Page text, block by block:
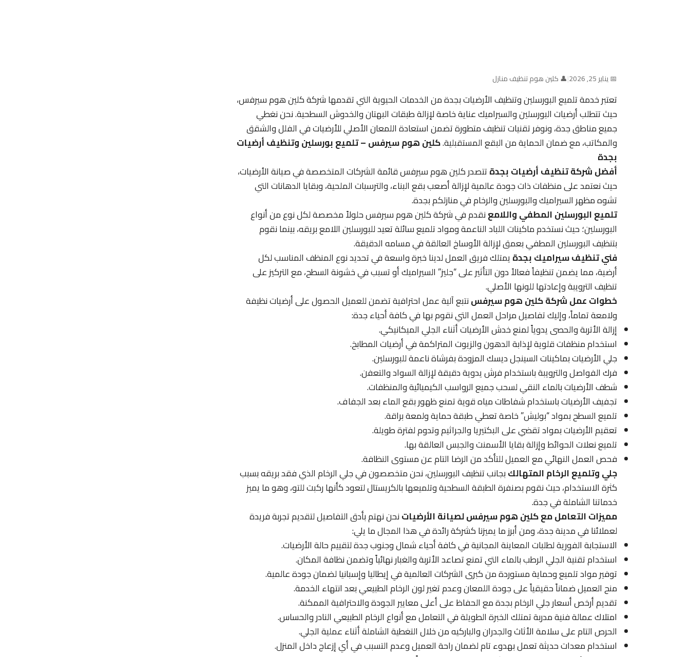
📅 يناير 25, 2026 |👤 كلين هوم تنظيف منازل
تعتبر خدمة تلميع البورسلين وتنظيف الأرضيات بجدة من الخدمات الحيوية التي تقدمها شركة كلين هوم سيرفس،
حيث تتطلب أرضيات البورسلين والسيراميك عناية خاصة لإزالة طبقات البهتان والخدوش السطحية. نحن نغطي
جميع مناطق جدة، ونوفر تقنيات تنظيف متطورة تضمن استعادة اللمعان الأصلي للأرضيات في الفلل والشقق
والمكاتب، مع ضمان الحماية من البقع المستقبلية.كلين هوم سيرفس – تلميع بورسلين وتنظيف أرضيات
بجدة
أفضل شركة تنظيف أرضيات بجدةتتصدر كلين هوم سيرفس قائمة الشركات المتخصصة في صيانة الأرضيات،
حيث نعتمد على منظفات ذات جودة عالمية لإزالة أصعب بقع البناء، والترسبات الملحية، وبقايا الدهانات التي
تشوه مظهر السيراميك والبورسلين والرخام في منازلكم بجدة.
تلميع البورسلين المطفي واللامعنقدم في شركة كلين هوم سيرفس حلولاً مخصصة لكل نوع من أنواع
البورسلين؛ حيث نستخدم ماكينات اللباد الناعمة ومواد تلميع سائلة تعيد للبورسلين اللامع بريقه، بينما نقوم
بتنظيف البورسلين المطفي بعمق لإزالة الأوساخ العالقة في مسامه الدقيقة.
فني تنظيف سيراميك بجدةيمتلك فريق العمل لدينا خبرة واسعة في تحديد نوع المنظف المناسب لكل
أرضية، مما يضمن تنظيفاً فعالاً دون التأثير على “جليز” السيراميك أو تسبب في خشونة السطح، مع التركيز على
تنظيف الترويبة وإعادتها للونها الأصلي.
خطوات عمل شركة كلين هوم سيرفسنتبع آلية عمل احترافية تضمن للعميل الحصول على أرضيات نظيفة
ولامعة تماماً، وإليك تفاصيل مراحل العمل التي نقوم بها في كافة أحياء جدة:
إزالة الأتربة والحصى يدوياً لمنع خدش الأرضيات أثناء الجلي الميكانيكي.
استخدام منظفات قلوية لإذابة الدهون والزيوت المتراكمة في أرضيات المطابخ.
جلي الأرضيات بماكينات السينجل ديسك المزودة بفرشاة ناعمة للبورسلين.
فرك الفواصل والترويبة باستخدام فرش يدوية دقيقة لإزالة السواد والتعفن.
شطف الأرضيات بالماء النقي لسحب جميع الرواسب الكيميائية والمنظفات.
تجفيف الأرضيات باستخدام شفاطات مياه قوية تمنع ظهور بقع الماء بعد الجفاف.
تلميع السطح بمواد “بوليش” خاصة تعطي طبقة حماية ولمعة براقة.
تعقيم الأرضيات بمواد تقضي على البكتيريا والجراثيم وتدوم لفترة طويلة.
تلميع نعلات الحوائط وإزالة بقايا الأسمنت والجبس العالقة بها.
فحص العمل النهائي مع العميل للتأكد من الرضا التام عن مستوى النظافة.
جلي وتلميع الرخام المتهالكبجانب تنظيف البورسلين، نحن متخصصون في جلي الرخام الذي فقد بريقه بسبب
كثرة الاستخدام، حيث نقوم بصنفرة الطبقة السطحية وتلميعها بالكريستال لتعود كأنها ركبت للتو، وهو ما يميز
خدماتنا الشاملة في جدة.
مميزات التعامل مع كلين هوم سيرفس لصيانة الأرضياتنحن نهتم بأدق التفاصيل لتقديم تجربة فريدة
لعملائنا في مدينة جدة، ومن أبرز ما يميزنا كشركة رائدة في هذا المجال ما يلي:
الاستجابة الفورية لطلبات المعاينة المجانية في كافة أحياء شمال وجنوب جدة لتقييم حالة الأرضيات.
استخدام تقنية الجلي الرطب بالماء التي تمنع تصاعد الأتربة والغبار نهائياً وتضمن نظافة المكان.
توفير مواد تلميع وحماية مستوردة من كبرى الشركات العالمية في إيطاليا وإسبانيا لضمان جودة عالمية.
منح العميل ضماناً حقيقياً على جودة اللمعان وعدم تغير لون الرخام الطبيعي بعد انتهاء الخدمة.
تقديم أرخص أسعار جلي الرخام بجدة مع الحفاظ على أعلى معايير الجودة والاحترافية الممكنة.
امتلاك عمالة فنية مدربة تمتلك الخبرة الطويلة في التعامل مع أنواع الرخام الطبيعي النادر والحساس.
الحرص التام على سلامة الأثاث والجدران والباركيه من خلال التغطية الشاملة أثناء عملية الجلي.
استخدام معدات حديثة تعمل بهدوء تام لضمان راحة العميل وعدم التسبب في أي إزعاج داخل المنزل.